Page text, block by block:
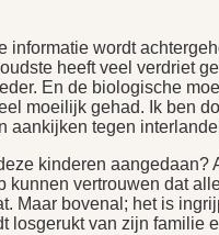
informatie wordt
heeft veel verdriet
En de biologische
moeilijk gehad. Ik ben
aankijken tegen
kinderen aangedaan?
kunnen vertrouwen dat
Maar bovenal; het is
losgerukt van zijn familie